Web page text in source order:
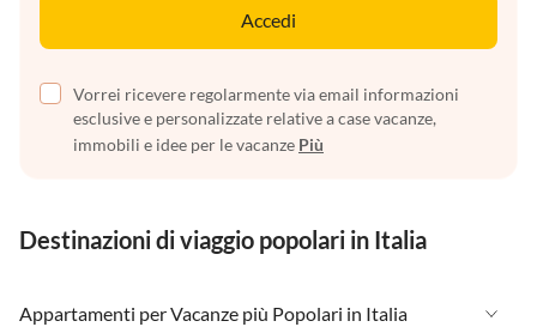
Accedi
Vorrei ricevere regolarmente via email informazioni
esclusive e personalizzate relative a case vacanze,
immobili e idee per le vacanze Più
Destinazioni di viaggio popolari in Italia
Appartamenti per Vacanze più Popolari in Italia